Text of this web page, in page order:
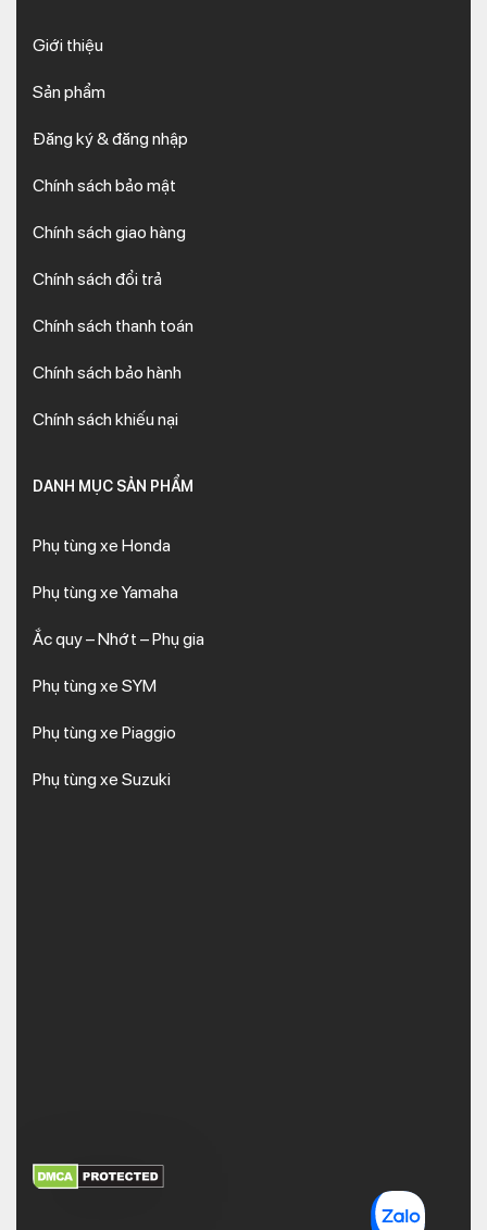
Giới thiệu
Sản phẩm
Đăng ký & đăng nhập
Chính sách bảo mật
Chính sách giao hàng
Chính sách đổi trả
Chính sách thanh toán
Chính sách bảo hành
Chính sách khiếu nại
DANH MỤC SẢN PHẨM
Phụ tùng xe Honda
Phụ tùng xe Yamaha
Ắc quy – Nhớt – Phụ gia
Phụ tùng xe SYM
Phụ tùng xe Piaggio
Phụ tùng xe Suzuki
XEM THÊM